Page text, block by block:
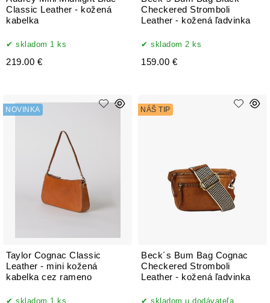
Classic Leather - kožená
kabelka
skladom 1 ks
219.00 €
Checkered Stromboli
Leather - kožená ľadvinka
skladom 2 ks
159.00 €
Taylor Cognac Classic
Leather - mini kožená
kabelka cez rameno
NOVINKA
skladom 1 ks
Beck´s Bum Bag Cognac
Checkered Stromboli
Leather - kožená ľadvinka
NÁŠ TIP
skladom u dodávateľa